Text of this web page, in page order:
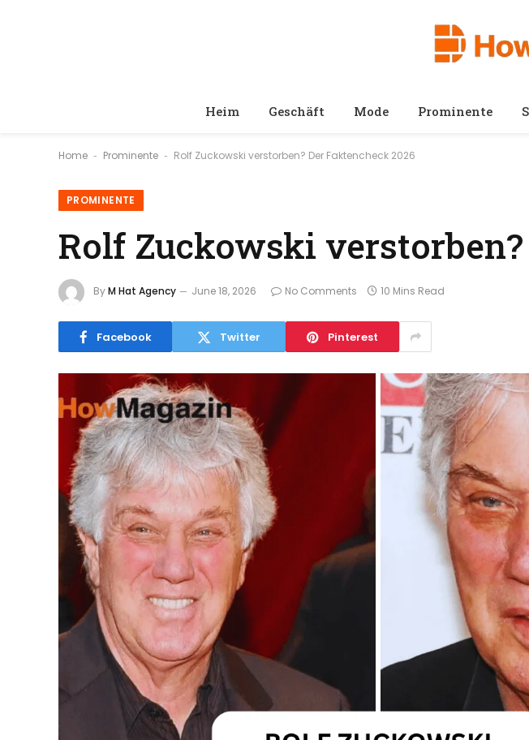
Heim Geschäft Mode Prominente
Home - Prominente - Rolf Zuckowski verstorben? Der Faktencheck 2026
PROMINENTE
Rolf Zuckowski
ByM Hat Agency June 18, 2026 No Comments 10 Mins Read
Facebook Twitter Pinterest